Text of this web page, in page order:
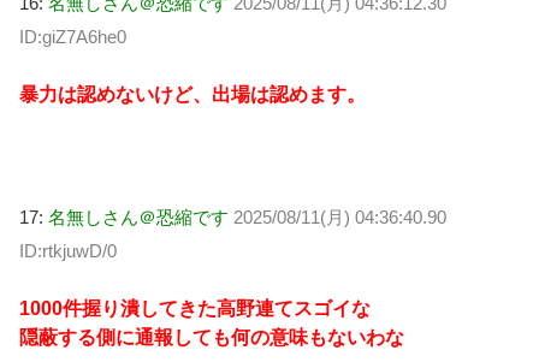
ID:giZ7A6he0
暴力は認めないけど、出場は認めます。
17: 名無しさん＠恐縮です 2025/08/11(月) 04:36:40.90
ID:rtkjuwD/0
1000件握り潰してきた高野連てスゴイな
隠蔽する側に通報しても何の意味もないわな